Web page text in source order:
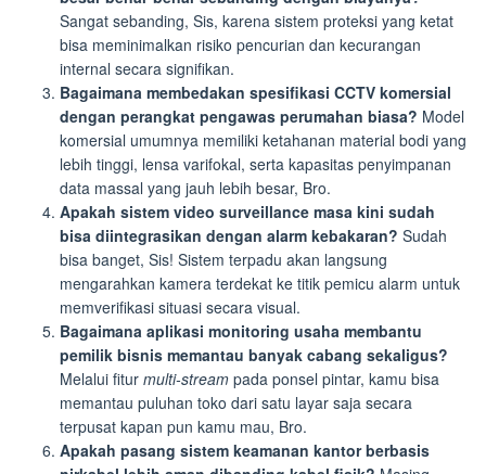
Sangat sebanding, Sis, karena sistem proteksi yang ketat
bisa meminimalkan risiko pencurian dan kecurangan
internal secara signifikan.
Bagaimana membedakan spesifikasi CCTV komersial
dengan perangkat pengawas perumahan biasa? Model
komersial umumnya memiliki ketahanan material bodi yang
lebih tinggi, lensa varifokal, serta kapasitas penyimpanan
data massal yang jauh lebih besar, Bro.
Apakah sistem video surveillance masa kini sudah
bisa diintegrasikan dengan alarm kebakaran? Sudah
bisa banget, Sis! Sistem terpadu akan langsung
mengarahkan kamera terdekat ke titik pemicu alarm untuk
memverifikasi situasi secara visual.
Bagaimana aplikasi monitoring usaha membantu
pemilik bisnis memantau banyak cabang sekaligus?
Melalui fitur multi-stream pada ponsel pintar, kamu bisa
memantau puluhan toko dari satu layar saja secara
terpusat kapan pun kamu mau, Bro.
Apakah pasang sistem keamanan kantor berbasis